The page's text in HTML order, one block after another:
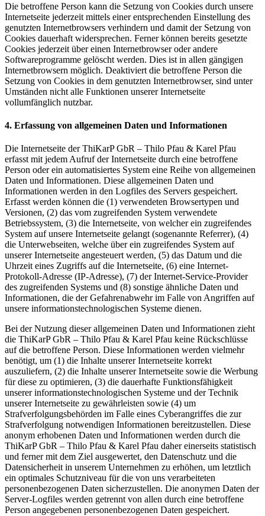
Die betroffene Person kann die Setzung von Cookies durch unsere
Internetseite jederzeit mittels einer entsprechenden Einstellung des
genutzten Internetbrowsers verhindern und damit der Setzung von
Cookies dauerhaft widersprechen. Ferner können bereits gesetzte
Cookies jederzeit über einen Internetbrowser oder andere
Softwareprogramme gelöscht werden. Dies ist in allen gängigen
Internetbrowsern möglich. Deaktiviert die betroffene Person die
Setzung von Cookies in dem genutzten Internetbrowser, sind unter
Umständen nicht alle Funktionen unserer Internetseite
vollumfänglich nutzbar.
4. Erfassung von allgemeinen Daten und Informationen
Die Internetseite der ThiKarP GbR – Thilo Pfau & Karel Pfau
erfasst mit jedem Aufruf der Internetseite durch eine betroffene
Person oder ein automatisiertes System eine Reihe von allgemeinen
Daten und Informationen. Diese allgemeinen Daten und
Informationen werden in den Logfiles des Servers gespeichert.
Erfasst werden können die (1) verwendeten Browsertypen und
Versionen, (2) das vom zugreifenden System verwendete
Betriebssystem, (3) die Internetseite, von welcher ein zugreifendes
System auf unsere Internetseite gelangt (sogenannte Referrer), (4)
die Unterwebseiten, welche über ein zugreifendes System auf
unserer Internetseite angesteuert werden, (5) das Datum und die
Uhrzeit eines Zugriffs auf die Internetseite, (6) eine Internet-
Protokoll-Adresse (IP-Adresse), (7) der Internet-Service-Provider
des zugreifenden Systems und (8) sonstige ähnliche Daten und
Informationen, die der Gefahrenabwehr im Falle von Angriffen auf
unsere informationstechnologischen Systeme dienen.
Bei der Nutzung dieser allgemeinen Daten und Informationen zieht
die ThiKarP GbR – Thilo Pfau & Karel Pfau keine Rückschlüsse
auf die betroffene Person. Diese Informationen werden vielmehr
benötigt, um (1) die Inhalte unserer Internetseite korrekt
auszuliefern, (2) die Inhalte unserer Internetseite sowie die Werbung
für diese zu optimieren, (3) die dauerhafte Funktionsfähigkeit
unserer informationstechnologischen Systeme und der Technik
unserer Internetseite zu gewährleisten sowie (4) um
Strafverfolgungsbehörden im Falle eines Cyberangriffes die zur
Strafverfolgung notwendigen Informationen bereitzustellen. Diese
anonym erhobenen Daten und Informationen werden durch die
ThiKarP GbR – Thilo Pfau & Karel Pfau daher einerseits statistisch
und ferner mit dem Ziel ausgewertet, den Datenschutz und die
Datensicherheit in unserem Unternehmen zu erhöhen, um letztlich
ein optimales Schutzniveau für die von uns verarbeiteten
personenbezogenen Daten sicherzustellen. Die anonymen Daten der
Server-Logfiles werden getrennt von allen durch eine betroffene
Person angegebenen personenbezogenen Daten gespeichert.